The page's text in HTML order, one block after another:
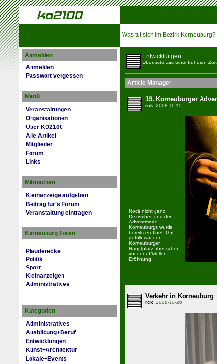
Was tut sich im Bezirk Korneuburg?
Anmelden
Anmelden
Passwort vergessen
Menü
Veranstaltungen
Organisationen
Über KO2100
Alle Artikel
Mitglieder
Forum
Links
Mitmachen
Kleinanzeige aufgeben
Beitrag für's Forum
Veranstaltung eintragen
Korneuburg Foren
Plauderecke
Politik
Sport
Kleinanzeigen
Administratives
Kategorien
Administratives
Ausbildung+Beruf
Entwicklungen
Kunst+Architektur
Lokale+Events
Entwicklungen
Überreste aus einer früheren Zeit
Article Manager
19. Korneuburger
rck, 2008-11-15
Noch nicht ganz
Dezember, und der
Adventmarkt
Korneuburgs wurde
bereits eröffnet. Gut
gefüllt war der
Korneuburger
Hauptplatz aber schon
vor der offiziellen
Eröffnung.
Verkehr in Korneuburg
rck, 2008-10-26